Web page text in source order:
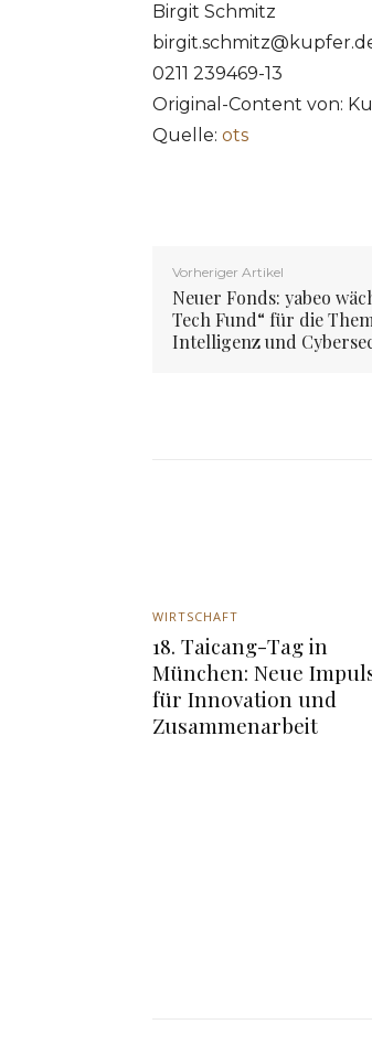
Birgit Schmitz
0211 239469-13
Original-Content von:
Quelle: ots
Vorheriger Artikel
Neuer Fonds: yabeo
Tech Fund“ für die
Intelligenz und
WIRTSCHAFT
18. Taicang-Tag in
München: Neue
für Innovation und
Zusammenarbeit